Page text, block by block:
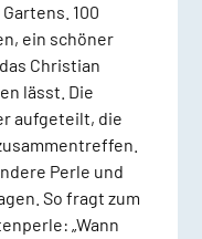
100
ein schöner
Christian
lässt. Die
aufgeteilt, die
Perle und
So fragt zum
„Wann